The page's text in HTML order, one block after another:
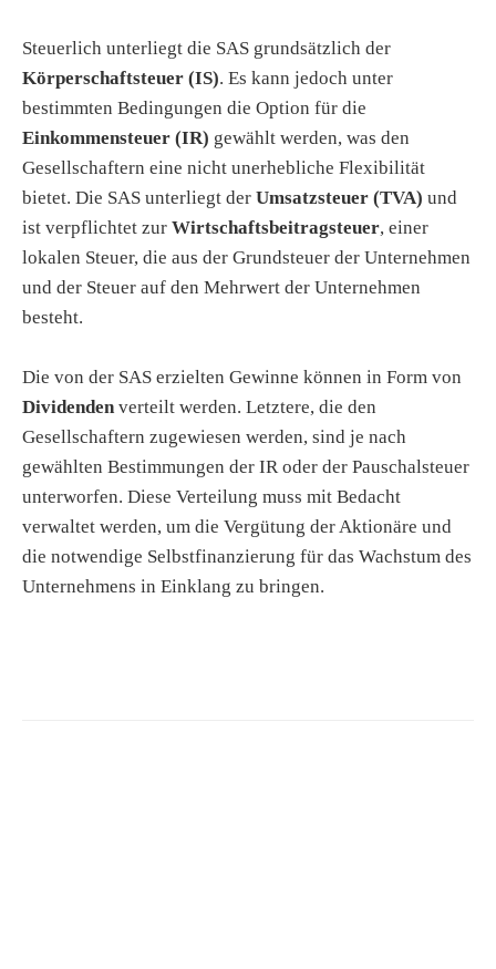
Steuerlich unterliegt die SAS grundsätzlich der
Körperschaftsteuer (IS). Es kann jedoch unter
bestimmten Bedingungen die Option für die
Einkommensteuer (IR) gewählt werden, was den
Gesellschaftern eine nicht unerhebliche Flexibilität
bietet. Die SAS unterliegt der Umsatzsteuer (TVA) und
ist verpflichtet zur Wirtschaftsbeitragsteuer, einer
lokalen Steuer, die aus der Grundsteuer der Unternehmen
und der Steuer auf den Mehrwert der Unternehmen
besteht.
Die von der SAS erzielten Gewinne können in Form von
Dividendenverteilt werden. Letztere, die den
Gesellschaftern zugewiesen werden, sind je nach
gewählten Bestimmungen der IR oder der Pauschalsteuer
unterworfen. Diese Verteilung muss mit Bedacht
verwaltet werden, um die Vergütung der Aktionäre und
die notwendige Selbstfinanzierung für das Wachstum des
Unternehmens in Einklang zu bringen.